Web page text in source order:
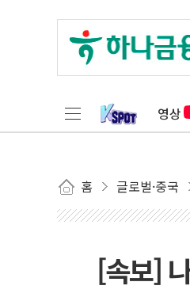
영상
홈 글로벌·중국
[속보]